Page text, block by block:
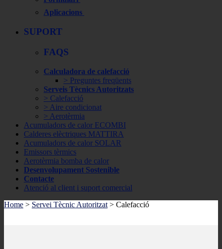
Aplicacions
SUPORT
FAQS
Calculadora de calefacció
> Preguntes freqüents
Serveis Tècnics Autoritzats
> Calefacció
> Aire condicionat
> Aerotèrmia
Acumuladors de calor ECOMBI
Calderes elèctriques MATTIRA
Acumuladors de calor SOLAR
Emissors tèrmics
Aerotèrmia bomba de calor
Desenvolupament Sostenible
Contacte
Atenció al client i suport comercial
Home > Servei Tècnic Autoritzat > Calefacció